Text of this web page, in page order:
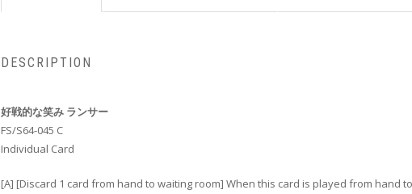
DESCRIPTION
好戦的な笑み ランサー
FS/S64-045 C
Individual Card
[A] [Discard 1 card from hand to waiting room] When this card is played from hand